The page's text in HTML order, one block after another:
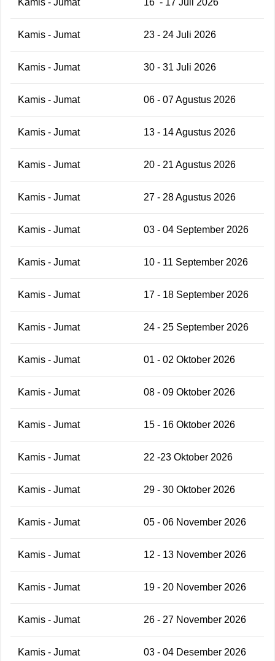
Kamis - Jumat 23 - 24 Juli 2026
Kamis - Jumat 30 - 31 Juli 2026
Kamis - Jumat 06 - 07 Agustus 2026
Kamis - Jumat 13 - 14 Agustus 2026
Kamis - Jumat 20 - 21 Agustus 2026
Kamis - Jumat 27 - 28 Agustus 2026
Kamis - Jumat 03 - 04 September 2026
Kamis - Jumat 10 - 11 September 2026
Kamis - Jumat 17 - 18 September 2026
Kamis - Jumat 24 - 25 September 2026
Kamis - Jumat 01 - 02 Oktober 2026
Kamis - Jumat 08 - 09 Oktober 2026
Kamis - Jumat 15 - 16 Oktober 2026
Kamis - Jumat 22 -23 Oktober 2026
Kamis - Jumat 29 - 30 Oktober 2026
Kamis - Jumat 05 - 06 November 2026
Kamis - Jumat 12 - 13 November 2026
Kamis - Jumat 19 - 20 November 2026
Kamis - Jumat 26 - 27 November 2026
Kamis - Jumat 03 - 04 Desember 2026